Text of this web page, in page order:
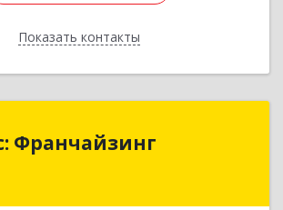
Показать контакты
Назад
Франчайзинг
1С-Галэкс: Франчайзинг
край, Барнаул г, Деповская